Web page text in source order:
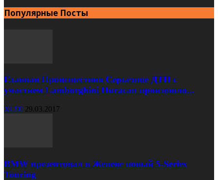
Популярные Посты
Главная Происшествия Серьезное ДТП с
участием Lamborghini Huracan произошло...
XC90 29.03.2017
BMW презентовал в Женеве новый 5-Series
Touring